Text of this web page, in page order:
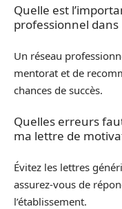
Quelle est
professionnel dans
Un réseau
mentorat et de
chances de succès.
Quelles erreurs
ma lettre de
Évitez les lettres
assurez-vous de
l’établissement.